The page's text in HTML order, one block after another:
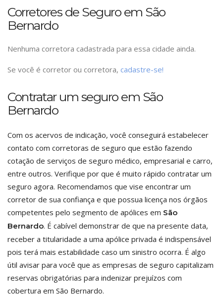
Corretores de Seguro em São
Bernardo
Nenhuma corretora cadastrada para essa cidade ainda.
Se você é corretor ou corretora, cadastre-se!
Contratar um seguro em São
Bernardo
Com os acervos de indicação, você conseguirá estabelecer
contato com corretoras de seguro que estão fazendo
cotação de serviços de seguro médico, empresarial e carro,
entre outros. Verifique por que é muito rápido contratar um
seguro agora. Recomendamos que vise encontrar um
corretor de sua confiança e que possua licença nos órgãos
competentes pelo segmento de apólices em São
Bernardo. É cabível demonstrar de que na presente data,
receber a titularidade a uma apólice privada é indispensável
pois terá mais estabilidade caso um sinistro ocorra. É algo
útil avisar para você que as empresas de seguro capitalizam
reservas obrigatórias para indenizar prejuízos com
cobertura em São Bernardo.